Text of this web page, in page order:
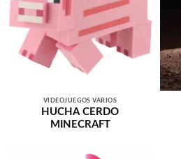
VIDEOJUEGOS VARIOS
HUCHA CERDO
MINECRAFT